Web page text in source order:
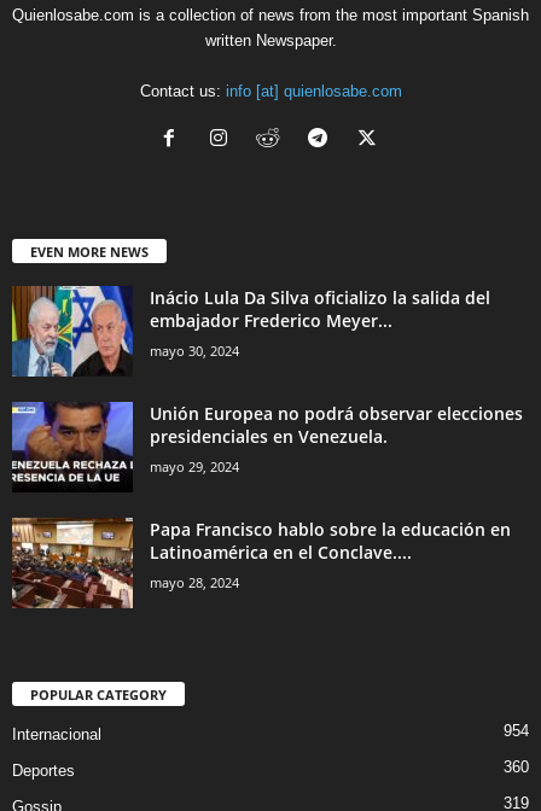
Quienlosabe.com is a collection of news from the most important Spanish
written Newspaper.
Contact us: info [at] quienlosabe.com
EVEN MORE NEWS
Inácio Lula Da Silva oficializo la salida del
embajador Frederico Meyer...
mayo 30, 2024
Unión Europea no podrá observar elecciones
presidenciales en Venezuela.
mayo 29, 2024
Papa Francisco hablo sobre la educación en
Latinoamérica en el Conclave....
mayo 28, 2024
POPULAR CATEGORY
Internacional 954
Deportes 360
Gossip 319